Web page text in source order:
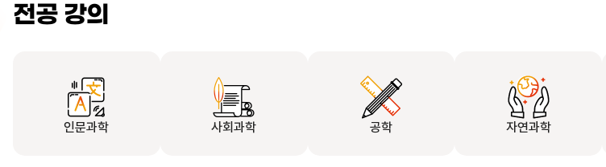
전공 강의
인문과학 사회과학 공학 자연과학